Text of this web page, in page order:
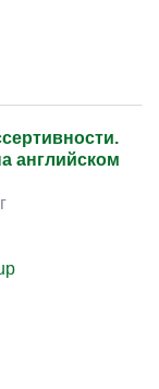
английском